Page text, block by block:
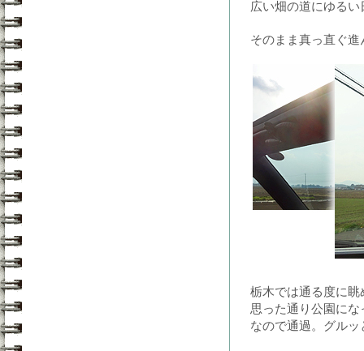
広い畑の道にゆる
そのまま真っ直ぐ
栃木では通る度に
思った通り公園に
なので通過。グル